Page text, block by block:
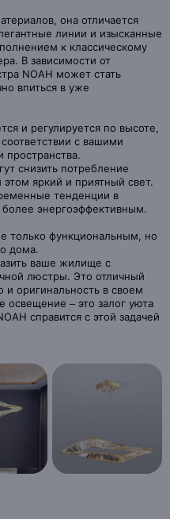
она отличается
линии и изысканные
к классическому
В зависимости от
NOAH может стать
впиться в уже
и регулируется по высоте,
с вашими
снизить потребление
яркий и приятный свет.
тенденции в
энергоэффективным.
только функциональным, но
дома.
ваше жилище с
люстры. Это отличный
и оригинальность в своем
освещение – это залог уюта
справится с этой задачей